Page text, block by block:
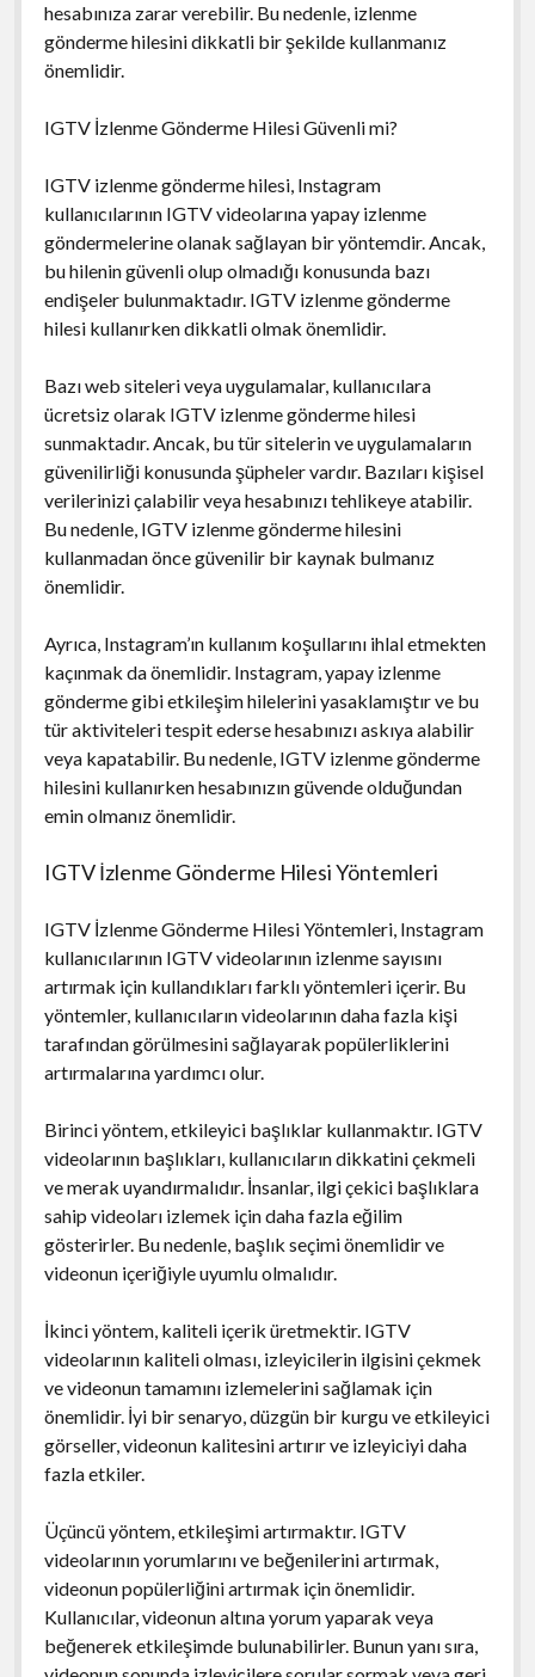
hesabınıza zarar verebilir. Bu nedenle, izlenme
gönderme hilesini dikkatli bir şekilde kullanmanız
önemlidir.
IGTV İzlenme Gönderme Hilesi Güvenli mi?
IGTV izlenme gönderme hilesi, Instagram
kullanıcılarının IGTV videolarına yapay izlenme
göndermelerine olanak sağlayan bir yöntemdir. Ancak,
bu hilenin güvenli olup olmadığı konusunda bazı
endişeler bulunmaktadır. IGTV izlenme gönderme
hilesi kullanırken dikkatli olmak önemlidir.
Bazı web siteleri veya uygulamalar, kullanıcılara
ücretsiz olarak IGTV izlenme gönderme hilesi
sunmaktadır. Ancak, bu tür sitelerin ve uygulamaların
güvenilirliği konusunda şüpheler vardır. Bazıları kişisel
verilerinizi çalabilir veya hesabınızı tehlikeye atabilir.
Bu nedenle, IGTV izlenme gönderme hilesini
kullanmadan önce güvenilir bir kaynak bulmanız
önemlidir.
Ayrıca, Instagram’ın kullanım koşullarını ihlal etmekten
kaçınmak da önemlidir. Instagram, yapay izlenme
gönderme gibi etkileşim hilelerini yasaklamıştır ve bu
tür aktiviteleri tespit ederse hesabınızı askıya alabilir
veya kapatabilir. Bu nedenle, IGTV izlenme gönderme
hilesini kullanırken hesabınızın güvende olduğundan
emin olmanız önemlidir.
IGTV İzlenme Gönderme Hilesi Yöntemleri
IGTV İzlenme Gönderme Hilesi Yöntemleri, Instagram
kullanıcılarının IGTV videolarının izlenme sayısını
artırmak için kullandıkları farklı yöntemleri içerir. Bu
yöntemler, kullanıcıların videolarının daha fazla kişi
tarafından görülmesini sağlayarak popülerliklerini
artırmalarına yardımcı olur.
Birinci yöntem, etkileyici başlıklar kullanmaktır. IGTV
videolarının başlıkları, kullanıcıların dikkatini çekmeli
ve merak uyandırmalıdır. İnsanlar, ilgi çekici başlıklara
sahip videoları izlemek için daha fazla eğilim
gösterirler. Bu nedenle, başlık seçimi önemlidir ve
videonun içeriğiyle uyumlu olmalıdır.
İkinci yöntem, kaliteli içerik üretmektir. IGTV
videolarının kaliteli olması, izleyicilerin ilgisini çekmek
ve videonun tamamını izlemelerini sağlamak için
önemlidir. İyi bir senaryo, düzgün bir kurgu ve etkileyici
görseller, videonun kalitesini artırır ve izleyiciyi daha
fazla etkiler.
Üçüncü yöntem, etkileşimi artırmaktır. IGTV
videolarının yorumlarını ve beğenilerini artırmak,
videonun popülerliğini artırmak için önemlidir.
Kullanıcılar, videonun altına yorum yaparak veya
beğenerek etkileşimde bulunabilirler. Bunun yanı sıra,